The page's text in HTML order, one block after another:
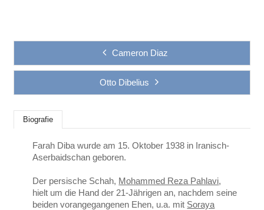
Cameron Diaz
Otto Dibelius
Biografie
Farah Diba wurde am 15. Oktober 1938 in Iranisch-
Aserbaidschan geboren.
Der persische Schah, Mohammed Reza Pahlavi,
hielt um die Hand der 21-Jährigen an, nachdem seine
beiden vorangegangenen Ehen, u.a. mit Soraya